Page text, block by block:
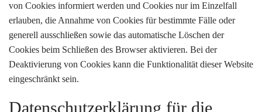
von Cookies informiert werden und Cookies nur im Einzelfall
erlauben, die Annahme von Cookies für bestimmte Fälle oder
generell ausschließen sowie das automatische Löschen der
Cookies beim Schließen des Browser aktivieren. Bei der
Deaktivierung von Cookies kann die Funktionalität dieser Website
eingeschränkt sein.
Datenschutzerklärung für die